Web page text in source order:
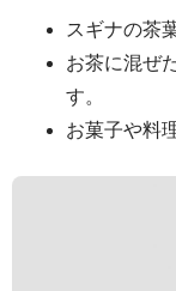
スギナの茶
お茶に混ぜ
す。
お菓子や料